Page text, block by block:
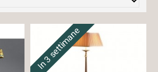
In 3 settimane